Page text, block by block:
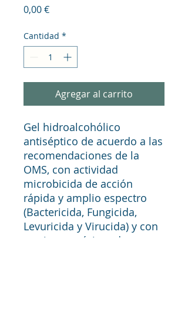
0,00 €Precio
Cantidad *
Agregar al carrito
Gel hidroalcohólico
antiséptico de acuerdo a las
recomendaciones de la
OMS, con actividad
microbicida de acción
rápida y amplio espectro
(Bactericida, Fungicida,
Levuricida y Virucida) y con
un riesgo mínimo de